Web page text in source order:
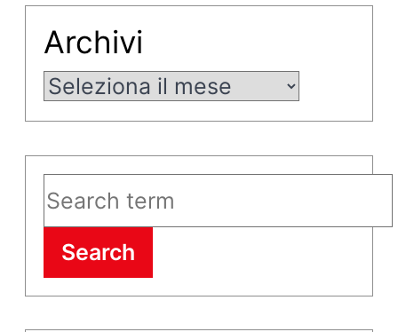
Archivi
Archivi
Search